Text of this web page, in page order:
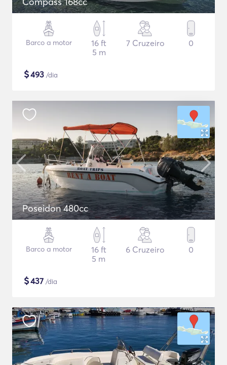
Barco a motor
16 ft
5 m
7 Cruzeiro 0
$493 /dia
Poseidon 480cc
Barco a motor
16 ft
5 m
6 Cruzeiro 0
$437 /dia